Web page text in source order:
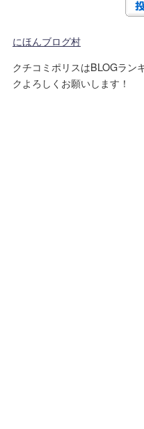
にほんブログ村
クチコミポリスはBLOGラン
クよろしくお願いします！